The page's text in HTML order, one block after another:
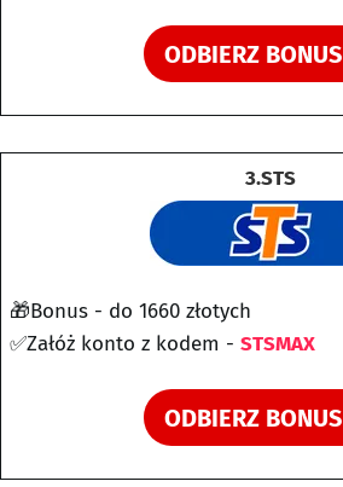
ODBIERZ BONUS
3.STS
🎁Bonus - do 1660 złotych
✅Załóż konto z kodem - STSMAX
ODBIERZ BONUS